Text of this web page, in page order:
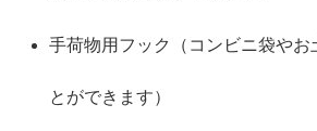
手荷物用フック（コンビニ袋やお
とができます）